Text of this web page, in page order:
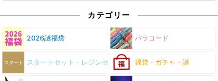
カテゴリー
2026謎福袋 パラコード
スタートセット・レジンセット 福袋・ガチャ・謎